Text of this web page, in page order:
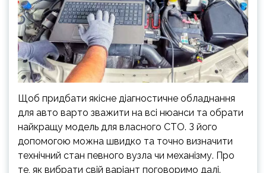
Щоб придбати якісне діагностичне обладнання
для авто варто зважити на всі нюанси та обрати
найкращу модель для власного СТО. З його
допомогою можна швидко та точно визначити
технічний стан певного вузла чи механізму. Про
те, як вибрати свій варіант поговоримо далі.